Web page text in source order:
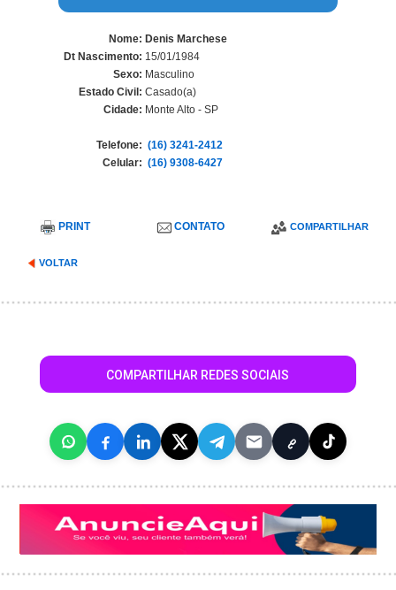
Nome: Denis Marchese
Dt Nascimento: 15/01/1984
Sexo: Masculino
Estado Civil: Casado(a)
Cidade: Monte Alto - SP
Telefone: (16) 3241-2412
Celular: (16) 9308-6427
PRINT CONTATO COMPARTILHAR
VOLTAR
COMPARTILHAR REDES SOCIAIS